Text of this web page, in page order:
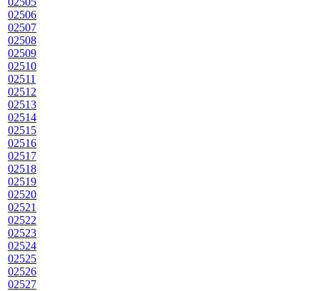
02506
02507
02508
02509
02510
02511
02512
02513
02514
02515
02516
02517
02518
02519
02520
02521
02522
02523
02524
02525
02526
02527